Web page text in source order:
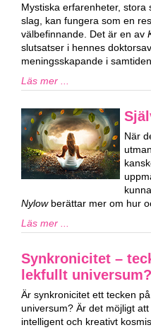
Mystiska erfarenheter, stora
slag, kan fungera som en
välbefinnande. Det är en av
slutsatser i hennes
meningsskapande i
Läs mer ...
När
Nylowberättar mer om hur
Läs mer ...
Synkronicitet –
lekfullt universum?
Är synkronicitet ett tecken
universum? Är det möjligt
intelligent och kreativt